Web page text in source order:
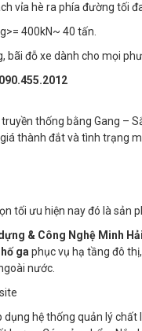
vỉa hè ra phía đường tối
400kN~ 40 tấn.
bãi đỗ xe dành cho mọi
thống bằng Gang –
thành đắt và tình trạng
tối ưu hiện nay đó là sản
& Công Nghệ Minh Hải
ga phục vụ hạ tầng đô
nước.
hệ thống quản lý